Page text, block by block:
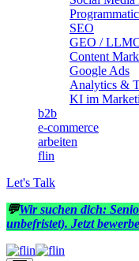
SEO
GEO /
Content
Google Ads
Analytics &
KI im
b2b
e-commerce
arbeiten
flin
Let's Talk
💬Wir suchen dich:
unbefristet). Jetzt